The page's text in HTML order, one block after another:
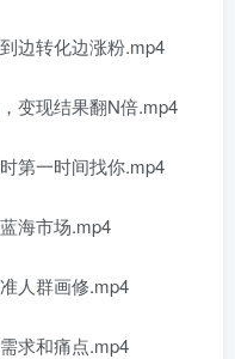
边转化边涨粉.mp4
变现结果翻N倍.mp4
第一时间找你.mp4
海市场.mp4
人群画修.mp4
求和痛点.mp4